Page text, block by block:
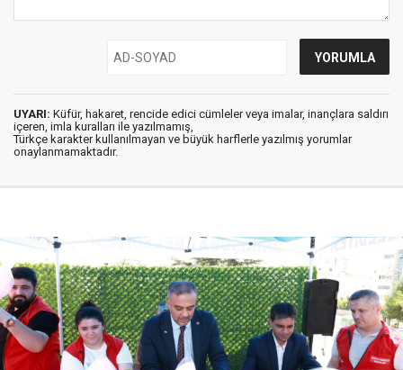
UYARI: Küfür, hakaret, rencide edici cümleler veya imalar, inançlara saldırı
içeren, imla kuralları ile yazılmamış,
Türkçe karakter kullanılmayan ve büyük harflerle yazılmış yorumlar
onaylanmamaktadır.